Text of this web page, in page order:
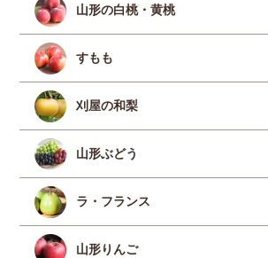
山形の白桃・黄桃
すもも
刈屋の和梨
山形ぶどう
ラ・フランス
山形りんご